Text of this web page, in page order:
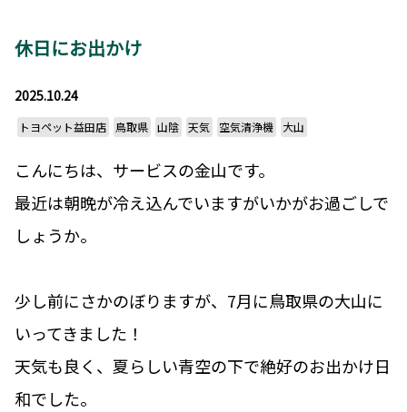
休日にお出かけ
2025.10.24
トヨペット益田店 鳥取県 山陰 天気 空気清浄機 大山
こんにちは、サービスの金山です。
最近は朝晩が冷え込んでいますがいかがお過ごしで
しょうか。
少し前にさかのぼりますが、7月に鳥取県の大山に
いってきました！
天気も良く、夏らしい青空の下で絶好のお出かけ日
和でした。